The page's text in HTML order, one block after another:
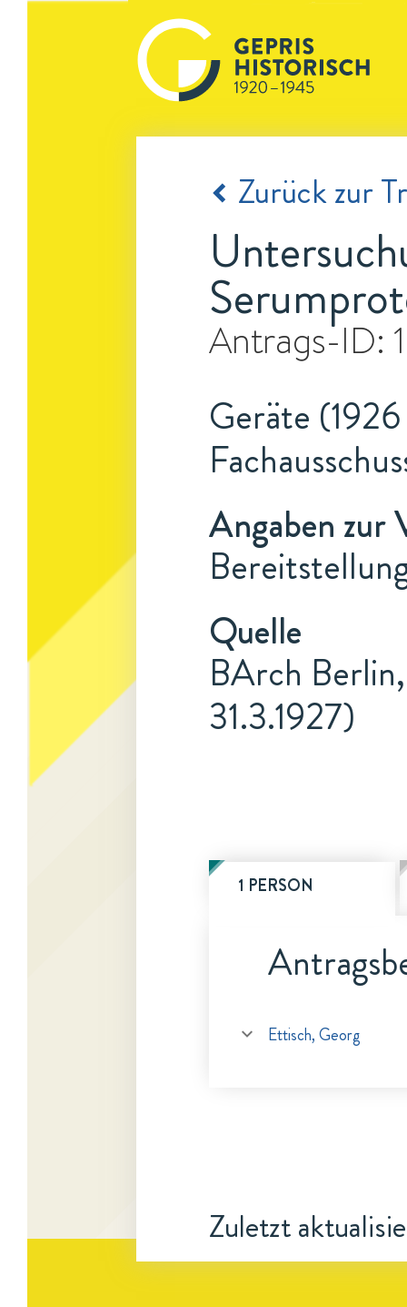
Zurück zur
Antrags-ID:
Geräte
Angaben zur
Quelle
BArch
31.3.1927)
1 PERSON
Ettisch, Georg
Zuletzt